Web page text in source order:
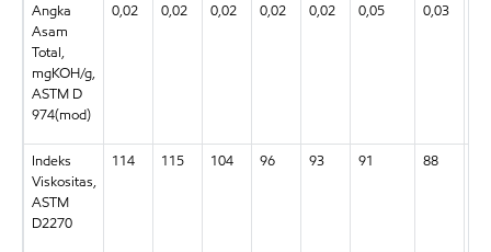
Angka
Asam
Total,
mgKOH/g,
ASTM D
974(mod)
0,02 0,02 0,02 0,02 0,02 0,05 0,03
Indeks
Viskositas,
ASTM
D2270
114 115 104 96 93 91 88